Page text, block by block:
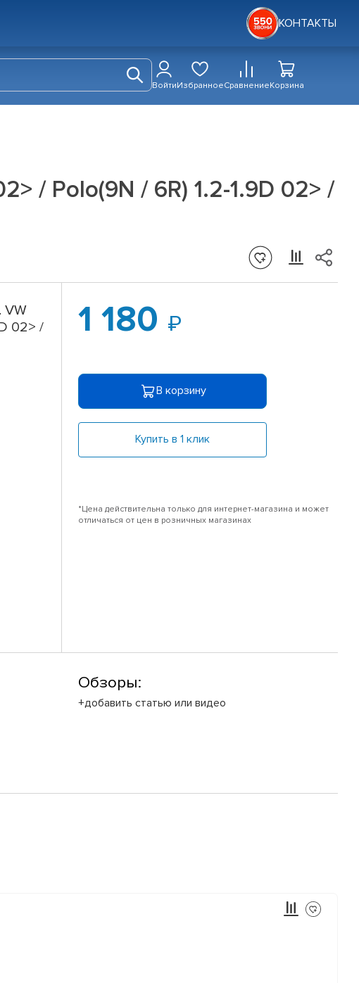
КОНТАКТЫ
ВойтиИзбранноеСравнениеКорзина
/ Polo(9N / 6R) 1.2-1.9D 02> /
VW
02> /
1 180
В корзину
Купить в 1 клик
*Цена действительна только для интернет-магазина и может
отличаться от цен в розничных магазинах
Обзоры:
+добавить статью или видео